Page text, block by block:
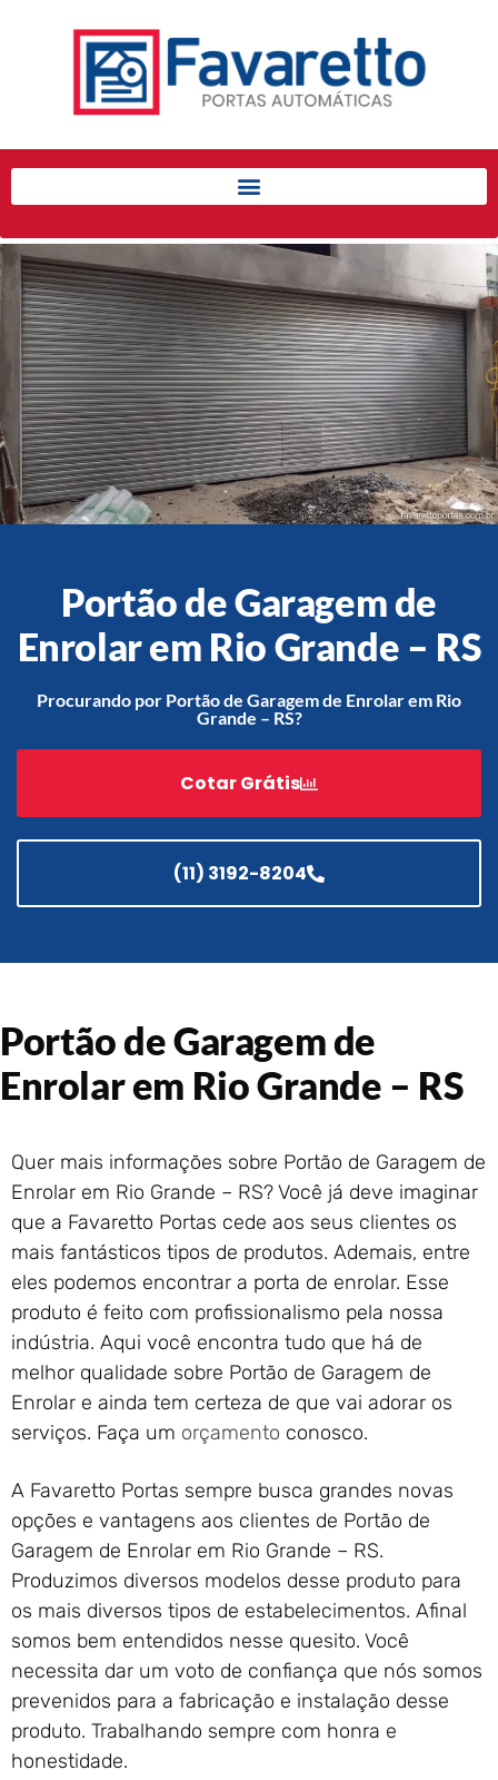
Início
Produtos
Porta de Enrolar Automática
Automatizadores
Acessórios Para Portas de
Enrolar
Pintura eletrostática
Portfólio
Contato
Acessórios
Automatização
Portão de Garagem de
Enrolar em Teresópolis – RJ
Portão de Garagem de
Enrolar em São João de
Portão de Garagem de
Enrolar em Rio das Ostras –
RJ
Portão de Garagem de
Enrolar em Petrópolis – RJ
Portão de Garagem de
Enrolar em Paraty – RJ
Portão de Garagem de
Enrolar em Nova Iguaçu – RJ
Portão de Garagem de
Enrolar em Nova Friburgo –
RJ
Portão de Garagem de
Enrolar em Rio Grande – RS
Procurando por Portão de Garagem de Enrolar em Rio
Grande – RS?
Cotar Grátis
(11) 3192-8204
Portão de Garagem de
Enrolar em Rio Grande – RS
Quer mais informações sobre Portão de Garagem de
Enrolar em Rio Grande – RS? Você já deve imaginar
que a Favaretto Portas cede aos seus clientes os
mais fantásticos tipos de produtos. Ademais, entre
eles podemos encontrar a porta de enrolar. Esse
produto é feito com profissionalismo pela nossa
indústria. Aqui você encontra tudo que há de
melhor qualidade sobre Portão de Garagem de
Enrolar e ainda tem certeza de que vai adorar os
serviços. Faça um orçamento conosco.
A Favaretto Portas sempre busca grandes novas
opções e vantagens aos clientes de Portão de
Garagem de Enrolar em Rio Grande – RS.
Produzimos diversos modelos desse produto para
os mais diversos tipos de estabelecimentos. Afinal
somos bem entendidos nesse quesito. Você
necessita dar um voto de confiança que nós somos
prevenidos para a fabricação e instalação desse
produto. Trabalhando sempre com honra e
honestidade.